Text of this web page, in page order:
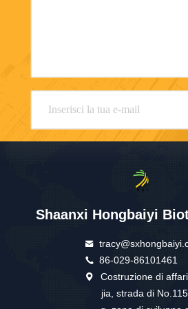
Shaanxi Hongbaiyi
86-029-86101461
Costruzione di
jia, strada di